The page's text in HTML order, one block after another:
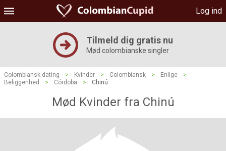
Log ind
Tilmeld dig gratis nu
Mød colombianske singler
Colombiansk dating > Kvinder > Colombiansk > Enlige
>
Beliggenhed
> Córdoba > Chinú
Mød Kvinder fra Chinú